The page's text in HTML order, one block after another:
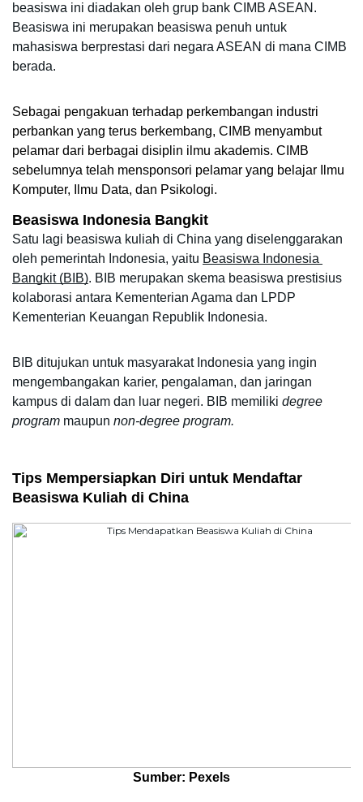
beasiswa ini diadakan oleh grup bank CIMB ASEAN.
Beasiswa ini merupakan beasiswa penuh untuk
mahasiswa berprestasi dari negara ASEAN di mana CIMB
berada.
Sebagai pengakuan terhadap perkembangan industri
perbankan yang terus berkembang, CIMB menyambut
pelamar dari berbagai disiplin ilmu akademis. CIMB
sebelumnya telah mensponsori pelamar yang belajar Ilmu
Komputer, Ilmu Data, dan Psikologi.
Beasiswa Indonesia Bangkit
Satu lagi beasiswa kuliah di China yang diselenggarakan
oleh pemerintah Indonesia, yaitu Beasiswa Indonesia
Bangkit (BIB). BIB merupakan skema beasiswa prestisius
kolaborasi antara Kementerian Agama dan LPDP
Kementerian Keuangan Republik Indonesia.
BIB ditujukan untuk masyarakat Indonesia yang ingin
mengembangakan karier, pengalaman, dan jaringan
kampus di dalam dan luar negeri. BIB memiliki degree
program maupun non-degree program.
Tips Mempersiapkan Diri untuk Mendaftar
Beasiswa Kuliah di China
Sumber: Pexels